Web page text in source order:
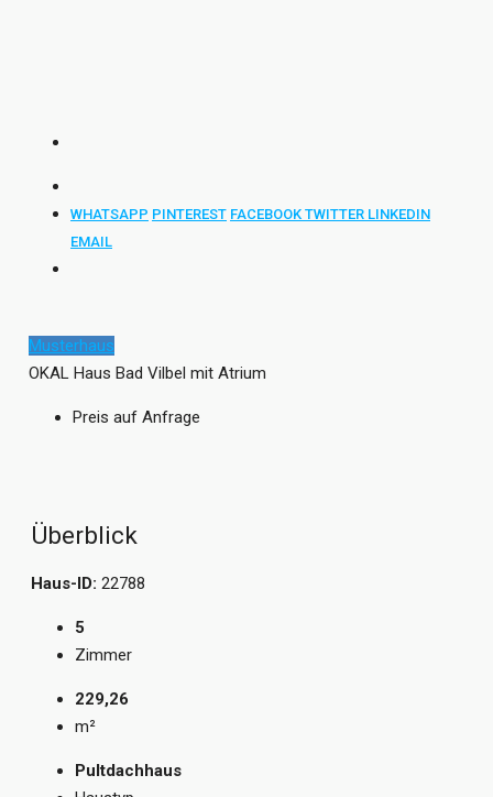
WHATSAPP PINTEREST FACEBOOK TWITTER LINKEDIN
EMAIL
Musterhaus
OKAL Haus Bad Vilbel mit Atrium
Preis auf Anfrage
Überblick
Haus-ID: 22788
5
Zimmer
229,26
m²
Pultdachhaus